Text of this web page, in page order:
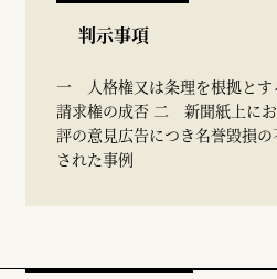
判示事項
一 人格権又は条理を根拠とす
請求権の成否 二 新聞紙上に
評の意見広告につき名誉毀損
された事例